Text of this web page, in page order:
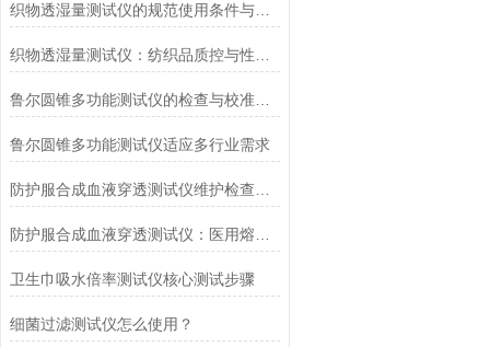
织物透湿量测试仪的规范使用条件与数据保障前提
鲁尔圆锥多功能测试仪的检查与校准流程
鲁尔圆锥多功能测试仪适应多行业需求
卫生巾吸水倍率测试仪核心测试步骤
细菌过滤测试仪怎么使用？